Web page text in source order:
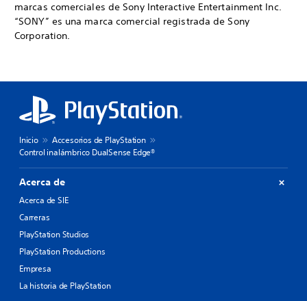
marcas comerciales de Sony Interactive Entertainment Inc.
“SONY” es una marca comercial registrada de Sony
Corporation.
Inicio
Accesorios de PlayStation
Control inalámbrico DualSense Edge®
Acerca de
Acerca de SIE
Carreras
PlayStation Studios
PlayStation Productions
Empresa
La historia de PlayStation